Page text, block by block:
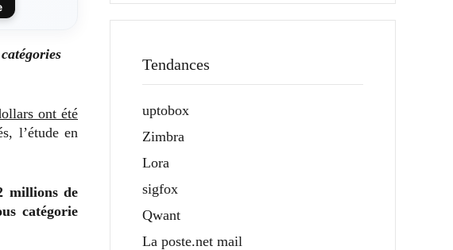
ont été
l’étude en
millions de
catégorie
Tendances
uptobox
Zimbra
Lora
sigfox
Qwant
La poste.net mail